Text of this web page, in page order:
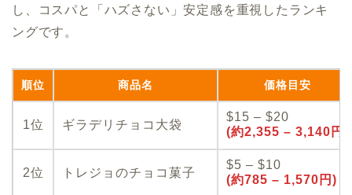
し、コスパと「ハズさない」安定感を重視したランキ
ングです。
順位 商品名 価格目安
1位 ギラデリチョコ大袋
$15 – $20
(約2,355 – 3,140円)
2位 トレジョのチョコ菓子
$5 – $10
(約785 – 1,570円)